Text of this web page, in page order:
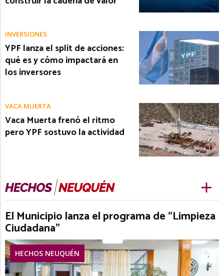
INVERSIONES
YPF lanza el split de acciones:
qué es y cómo impactará en
los inversores
VACA MUERTA
Vaca Muerta frenó el ritmo
pero YPF sostuvo la actividad
El Municipio lanza el programa de “Limpieza
Ciudadana”
HECHOS NEUQUÉN